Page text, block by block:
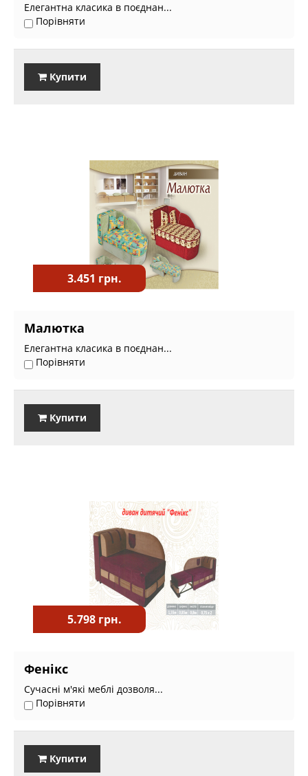
Елегантна класика в поєднан...
Порівняти
Купити
3.451 грн.
Малютка
Елегантна класика в поєднан...
Порівняти
Купити
5.798 грн.
Фенікс
Сучасні м'які меблі дозволя...
Порівняти
Купити